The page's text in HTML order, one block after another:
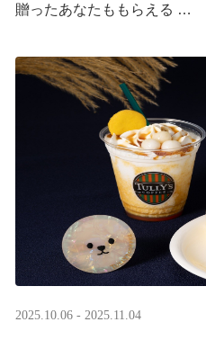
贈ったあなたももらえる ​
LINEギフト限定！ タリーズ
贈ると、自分も500円分のデ
ンペーンがス ···
2025.10.06 - 2025.11.04